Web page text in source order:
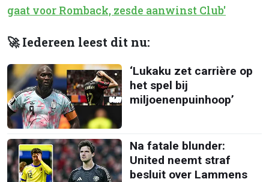
gaat voor Romback, zesde aanwinst Club'
🚀 Iedereen leest dit nu:
‘Lukaku zet carrière op
het spel bij
miljoenenpuinhoop’
Na fatale blunder:
United neemt straf
besluit over Lammens